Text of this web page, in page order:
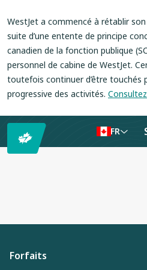
WestJet a commencé à rétablir
suite d’une entente de principe
canadien de la fonction publique
personnel de cabine de WestJet.
toutefois continuer d’être touchés
progressive des activités.
FR
Forfaits